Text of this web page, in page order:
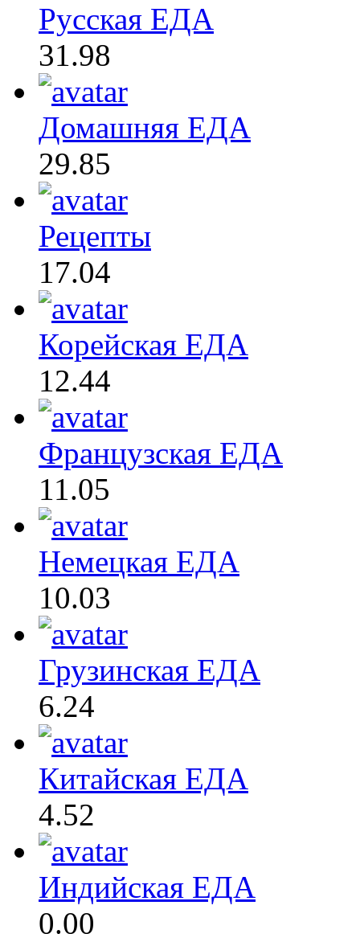
Русская ЕДА
31.98
Домашняя ЕДА
29.85
Рецепты
17.04
Корейская ЕДА
12.44
Французская ЕДА
11.05
Немецкая ЕДА
10.03
Грузинская ЕДА
6.24
Китайская ЕДА
4.52
Индийская ЕДА
0.00